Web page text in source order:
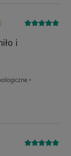
i
•